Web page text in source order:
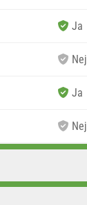
Ja
Nej
Ja
Nej